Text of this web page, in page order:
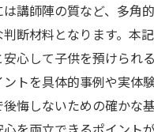
講師陣の質など、多角
断材料となります。本
心して子供を預けられ
トを具体的事例や実体
後悔しないための確かな